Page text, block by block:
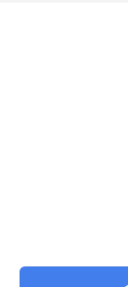
に自身の『力』を探究